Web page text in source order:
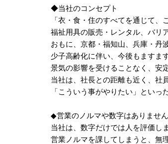
◆当社のコンセプト
「衣・食・住のすべてを通じて、
福祉用具の販売・レンタル、バリ
おもに、京都・福知山、兵庫・丹
少子高齢化に伴い、今後もますま
景気の影響を受けることなく、安
当社は、社長との距離も近く、社
「こういう事がやりたい」といっ
◆営業のノルマや数字はありません
当社は、数字だけでは人を評価し
営業ノルマを課してしまうと、無